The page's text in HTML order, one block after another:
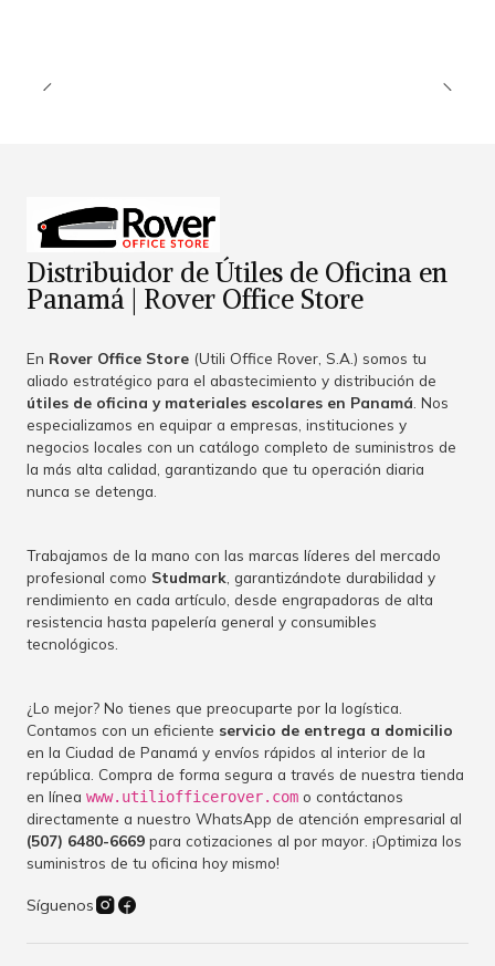
Distribuidor de Útiles de Oficina en
Panamá | Rover Office Store
En Rover Office Store (Utili Office Rover, S.A.) somos tu
aliado estratégico para el abastecimiento y distribución de
útiles de oficina y materiales escolares en Panamá . Nos
especializamos en equipar a empresas, instituciones y
negocios locales con un catálogo completo de suministros de
la más alta calidad, garantizando que tu operación diaria
nunca se detenga.
Trabajamos de la mano con las marcas líderes del mercado
profesional como Studmark , garantizándote durabilidad y
rendimiento en cada artículo, desde engrapadoras de alta
resistencia hasta papelería general y consumibles
tecnológicos.
¿Lo mejor? No tienes que preocuparte por la logística.
Contamos con un eficiente servicio de entrega a domicilio
en la Ciudad de Panamá y envíos rápidos al interior de la
república. Compra de forma segura a través de nuestra tienda
en línea www.utiliofficerover.com o contáctanos
directamente a nuestro WhatsApp de atención empresarial al
(507) 6480-6669 para cotizaciones al por mayor. ¡Optimiza los
suministros de tu oficina hoy mismo!
Síguenos